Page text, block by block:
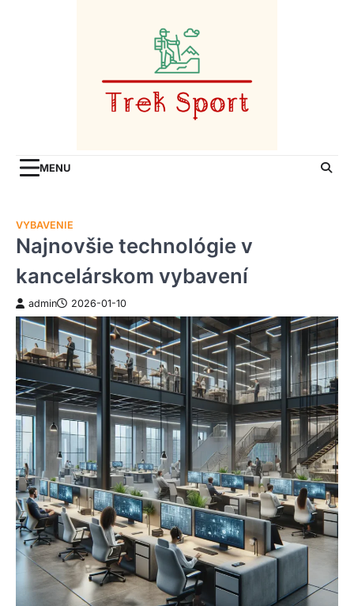
MENU
VYBAVENIE
Najnovšie technológie v
kancelárskom vybavení
admin 2026-01-10